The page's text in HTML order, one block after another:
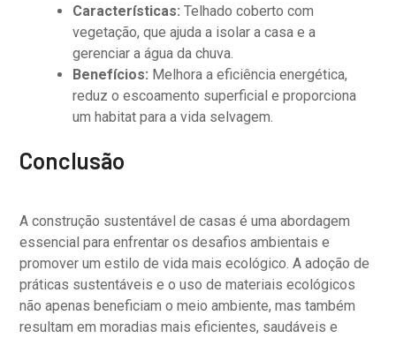
Características: Telhado coberto com
vegetação, que ajuda a isolar a casa e a
gerenciar a água da chuva.
Benefícios: Melhora a eficiência energética,
reduz o escoamento superficial e proporciona
um habitat para a vida selvagem.
Conclusão
A construção sustentável de casas é uma abordagem
essencial para enfrentar os desafios ambientais e
promover um estilo de vida mais ecológico. A adoção de
práticas sustentáveis e o uso de materiais ecológicos
não apenas beneficiam o meio ambiente, mas também
resultam em moradias mais eficientes, saudáveis e